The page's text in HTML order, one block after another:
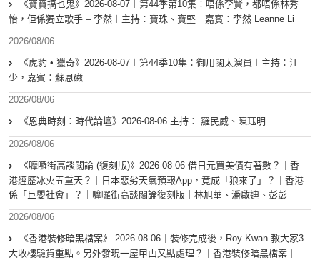
《寶寶搞乜鬼》2026-08-07︱第44季第10集︰唔係李賢，都唔係林秀
怡，佢係獨立歌手 – 李然︱主持：寶珠、寶堅 嘉賓：李然 Leanne Li
2026/08/06
《虎豹 • 獵奇》2026-08-07︱第44季10集：御用闊太演員︱主持：江
少，嘉賓：蘇恩磁
2026/08/06
《恩典時刻：時代論壇》2026-08-06 主持： 羅民威、陳珏明
2026/08/06
《嚤囉街高談闊論 (復刻版)》2026-08-06 借日元買美債有著數？｜香
港經歷冰火五重天？｜日本惡劣天氣預報App，竟成「狼來了」？｜香港
係「巨嬰社會」？｜嚤囉街高談闊論復刻版｜林旭華、潘啟迪、彭彭
2026/08/06
《香港裝修暗黑檔案》 2026-08-06｜裝修完成後，Roy Kwan 教大家3
大收樓驗貨重點。另外發現一屋曱甴又點處理？｜香港裝修暗黑檔案｜